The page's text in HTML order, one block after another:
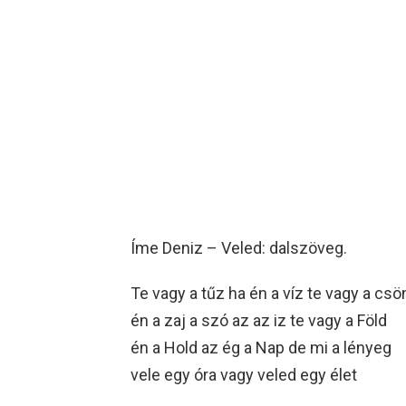
Íme Deniz – Veled: dalszöveg.
Te vagy a tűz ha én a víz te vagy a
én a zaj a szó az az iz te vagy a Föld
én a Hold az ég a Nap de mi a lényeg
vele egy óra vagy veled egy élet